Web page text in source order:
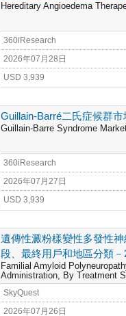
Hereditary Angioedema
360iResearch
2026年07月28日
USD 3,939
Guillain-Barré二氏症候群
Guillain-Barre Syndrome
360iResearch
2026年07月27日
USD 3,939
遺傳性澱粉樣變性多發性
段、最終用戶和地區分類－
Familial Amyloid
Administration, By Treatment
SkyQuest
2026年07月26日